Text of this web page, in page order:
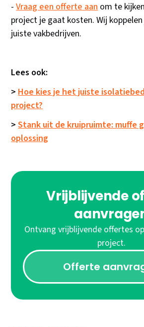
-Vraag een offerte aanom te
project je gaat kosten. Wij
juiste vakbedrijven.
Lees ook:
>Hoe kies je het juiste
project?
>Stank uit de kruipruimte: muffe
oplossing
Vrijblijvende
Ontvang vrijblijvende offertes
project.
Offerte